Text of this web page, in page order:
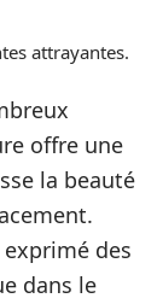
attrayantes.
offre une
la beauté
des
dans le